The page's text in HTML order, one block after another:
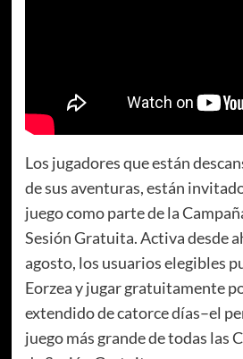
Los jugadores que están
de sus aventuras, están
juego como parte de la
Sesión Gratuita. Activa desde
agosto, los usuarios elegibles
Eorzea y jugar gratuitamente
extendido de catorce días–el
juego más grande de todas las